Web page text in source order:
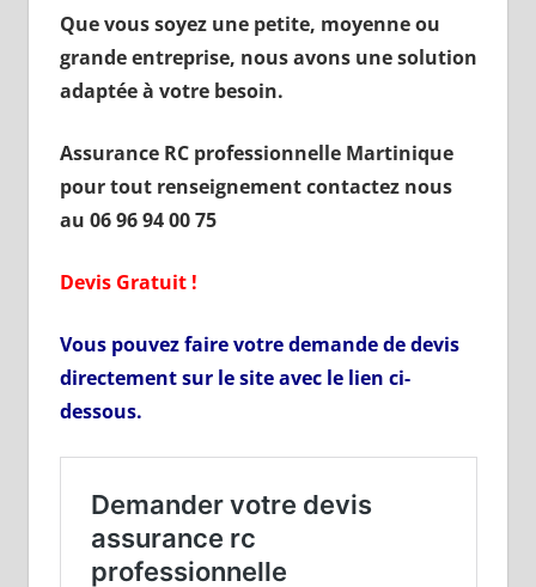
Que vous soyez une petite, moyenne ou
grande entreprise, nous avons une solution
adaptée à votre besoin.
Assurance RC professionnelle Martinique
pour tout renseignement contactez nous
au 06 96 94 00 75
Devis Gratuit !
Vous pouvez faire votre demande de devis
directement sur le site avec le lien ci-
dessous.